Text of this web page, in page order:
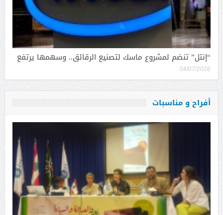
“إنتل” تنضم لمشروع ماسك لتصنيع الرقائق.. وسهمها يرتفع
04/07/2026
أفراح و مناسبات